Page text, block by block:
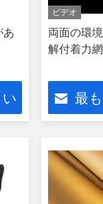
あ
ビデオ
両面の環
解付着力
最